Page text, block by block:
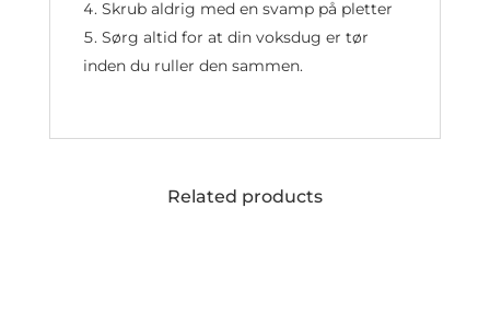
Skrub aldrig med en svamp på pletter
Sørg altid for at din voksdug er tør
inden du ruller den sammen.
Related products